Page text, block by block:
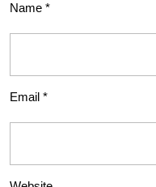
Name *
Email *